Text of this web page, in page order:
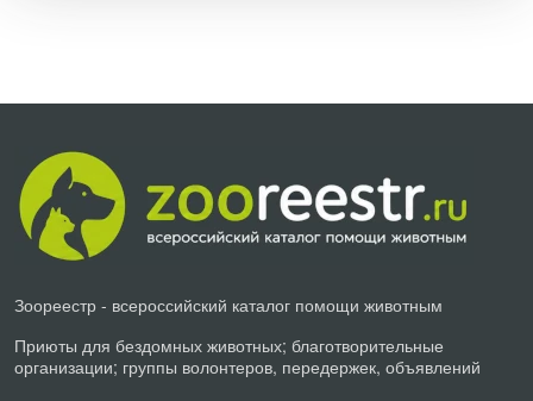
Зоореестр - всероссийский каталог помощи животным
Приюты для бездомных животных; благотворительные
организации; группы волонтеров, передержек, объявлений